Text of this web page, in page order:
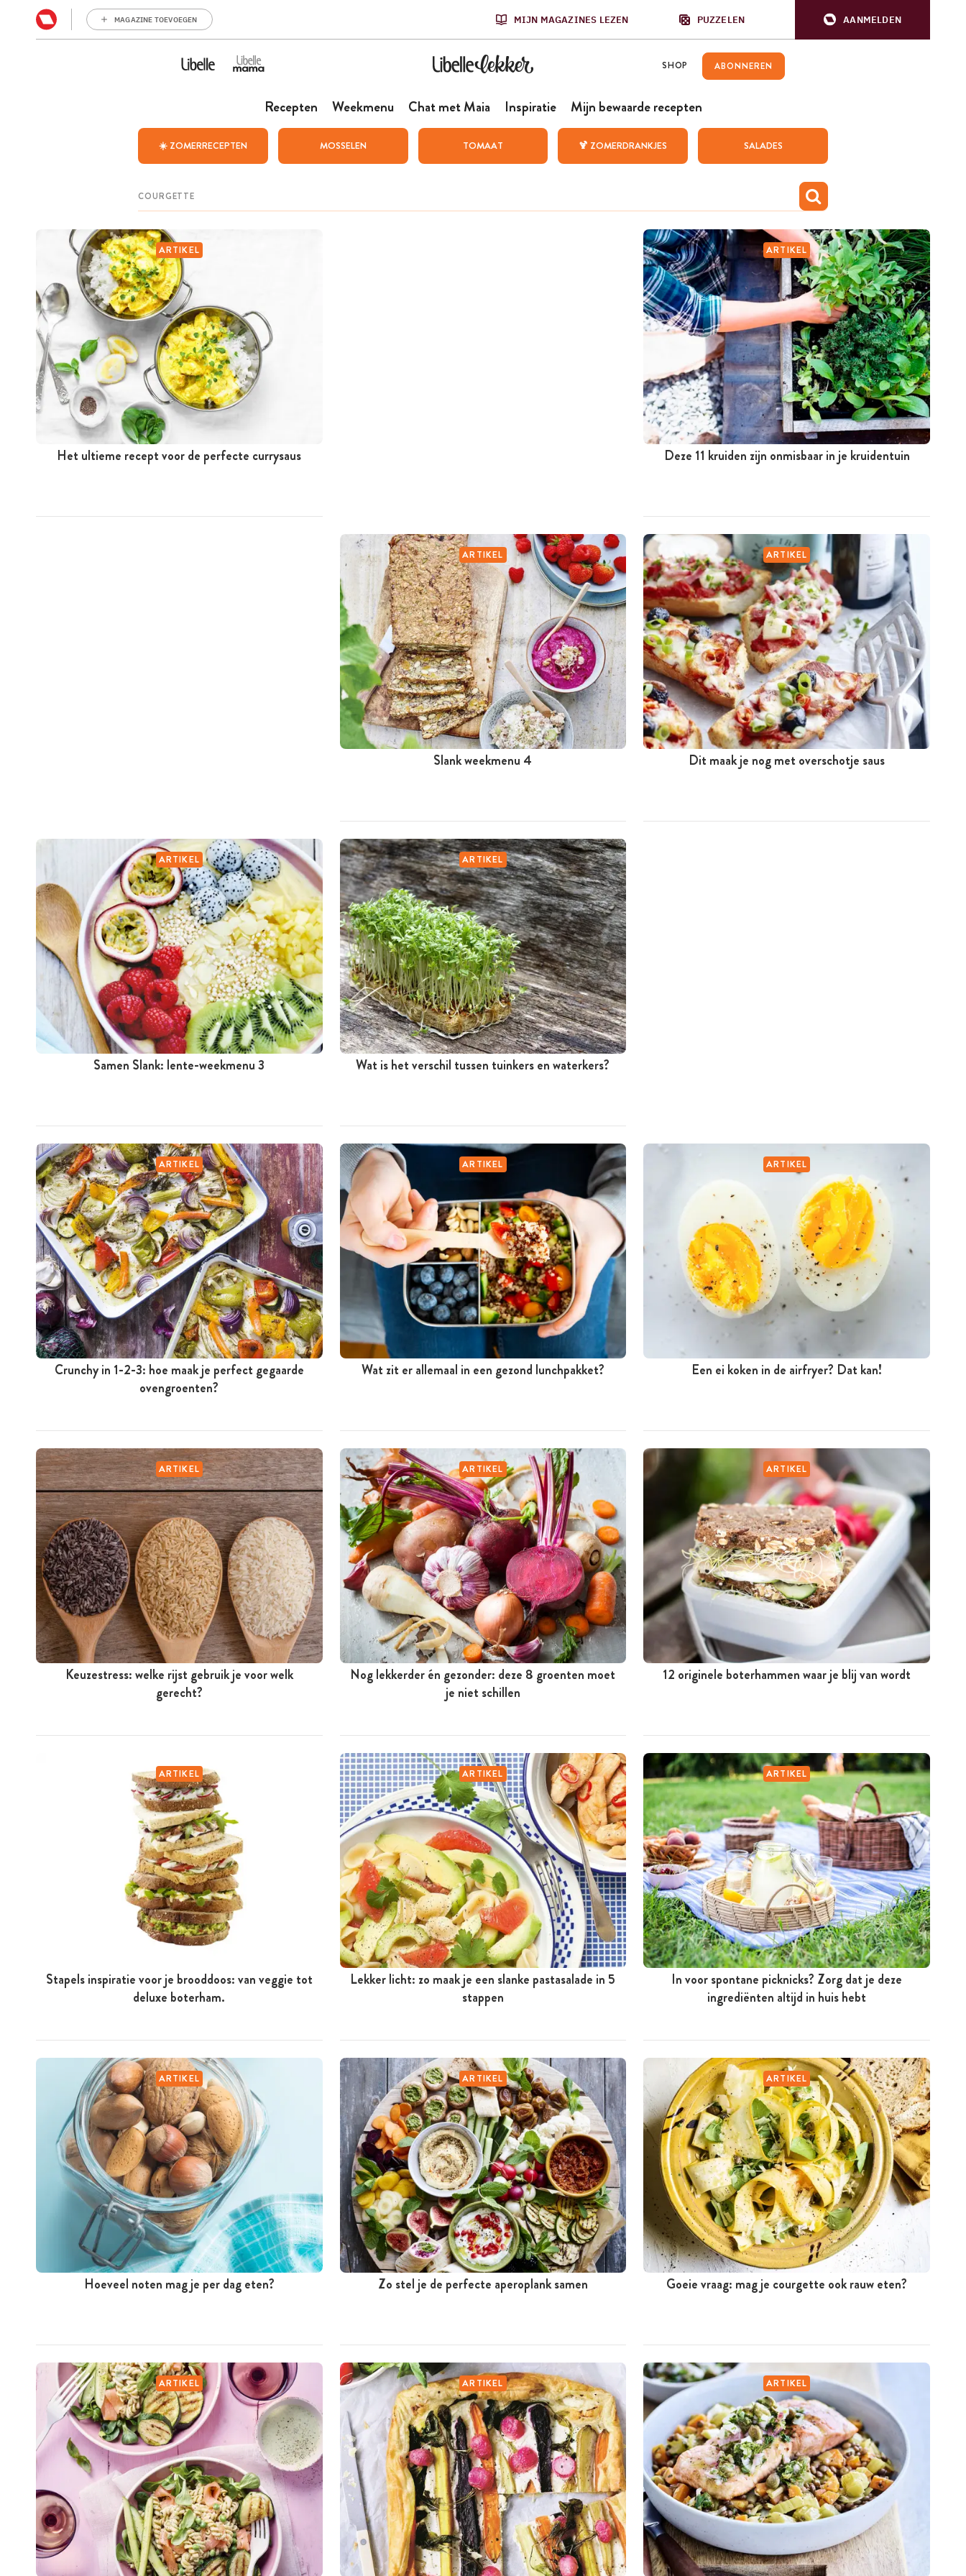
MAGAZINE TOEVOEGEN MIJN MAGAZINES LEZEN PUZZELEN AANMELDEN
SHOP ABONNEREN
Recepten Weekmenu Chat met Maia Inspiratie Mijn bewaarde recepten
☀️ ZOMERRECEPTEN MOSSELEN TOMAAT 🍹 ZOMERDRANKJES SALADES
ARTIKEL
Het ultieme recept voor de perfecte currysaus
ARTIKEL
Deze 11 kruiden zijn onmisbaar in je kruidentuin
ARTIKEL
Slank weekmenu 4
ARTIKEL
Dit maak je nog met overschotje saus
ARTIKEL
Samen Slank: lente-weekmenu 3
ARTIKEL
Wat is het verschil tussen tuinkers en waterkers?
ARTIKEL
Crunchy in 1-2-3: hoe maak je perfect gegaarde
ovengroenten?
ARTIKEL
Wat zit er allemaal in een gezond lunchpakket?
ARTIKEL
Een ei koken in de airfryer? Dat kan!
ARTIKEL
Keuzestress: welke rijst gebruik je voor welk
gerecht?
ARTIKEL
Nog lekkerder én gezonder: deze 8 groenten moet
je niet schillen
ARTIKEL
12 originele boterhammen waar je blij van wordt
ARTIKEL
Stapels inspiratie voor je brooddoos: van veggie tot
deluxe boterham.
ARTIKEL
Lekker licht: zo maak je een slanke pastasalade in 5
stappen
ARTIKEL
In voor spontane picknicks? Zorg dat je deze
ingrediënten altijd in huis hebt
ARTIKEL
Hoeveel noten mag je per dag eten?
ARTIKEL
Zo stel je de perfecte aperoplank samen
ARTIKEL
Goeie vraag: mag je courgette ook rauw eten?
ARTIKEL ARTIKEL ARTIKEL